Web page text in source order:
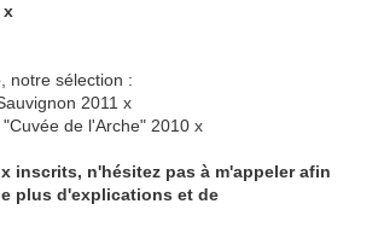
x
, notre sélection :
2011 x
de l'Arche" 2010 x
inscrits, n'hésitez pas à m'appeler afin
plus d'explications et de